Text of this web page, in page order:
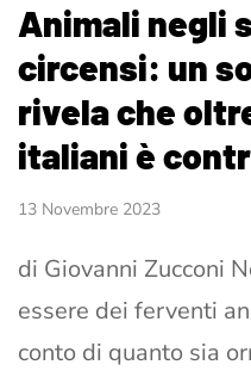
Animali negli
circensi: un
rivela che
italiani è
13 Novembre 2023
di Giovanni Zucconi
essere dei ferventi
conto di quanto sia